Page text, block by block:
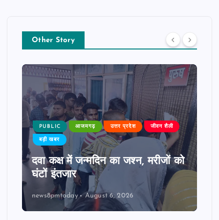
Other Story
PUBLIC आजमगढ़ उत्तर प्रदेश जीवन शैली
बड़ी खबर
दवा कक्ष में जन्मदिन का जश्न, मरीजों को
घंटों इंतजार
news8pmtoday August 6, 2026